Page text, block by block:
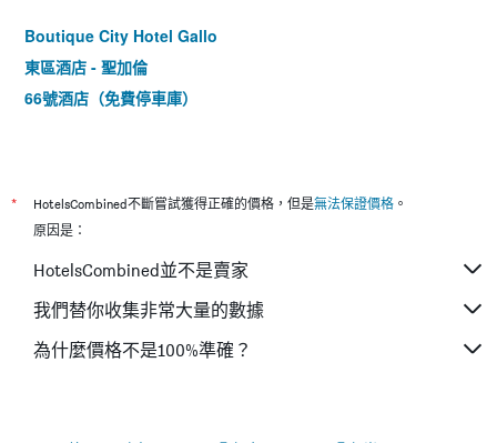
Boutique City Hotel Gallo
東區酒店 - 聖加倫
66號酒店（免費停車庫）
* HotelsCombined不斷嘗試獲得正確的價格，但是無法保證價格 。
原因是：
HotelsCombined並不是賣家
我們替你收集非常大量的數據
為什麼價格不是100%準確？